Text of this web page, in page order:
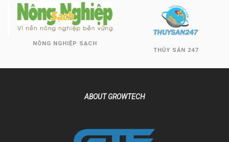
NÔNG NGHIỆP SẠCH
THỦY SẢN 247
ABOUT GROWTECH